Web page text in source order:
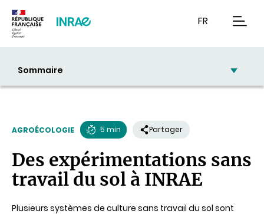
FR
Sommaire
AGROÉCOLOGIE
de
lecture
5 min Partager
Des expérimentations sans
travail du sol à INRAE
Plusieurs systèmes de culture sans travail du sol sont